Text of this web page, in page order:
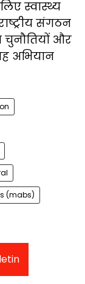
स्वास्थ्य
संगठन
और
अभियान
(mabs)